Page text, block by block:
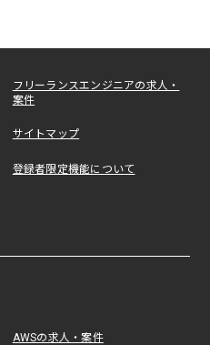
フリーランスエンジニアの求人・
案件
サイトマップ
登録者限定機能について
AWSの求人・案件